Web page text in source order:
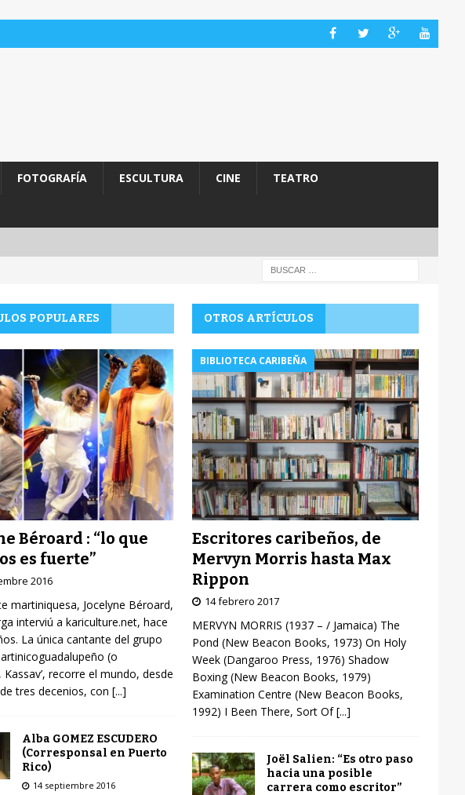
FOTOGRAFÍA ESCULTURA CINE TEATRO
POPULARES
Béroard : “lo que
es fuerte”
2016
martiniquesa, Jocelyne Béroard,
interviú a kariculture.net, hace
La única cantante del grupo
(o
Kassav’, recorre el mundo, desde
tres decenios, con [...]
Alba GOMEZ ESCUDERO
(Corresponsal en Puerto
Rico)
14 septiembre 2016
OTROS ARTÍCULOS
BIBLIOTECA CARIBEÑA
Escritores caribeños, de
Mervyn Morris hasta Max
Rippon
14 febrero 2017
MERVYN MORRIS (1937 – / Jamaica) The
Pond (New Beacon Books, 1973) On Holy
Week (Dangaroo Press, 1976) Shadow
Boxing (New Beacon Books, 1979)
Examination Centre (New Beacon Books,
1992) I Been There, Sort Of[...]
Joël Salien: “Es otro paso
hacia una posible
carrera como escritor”